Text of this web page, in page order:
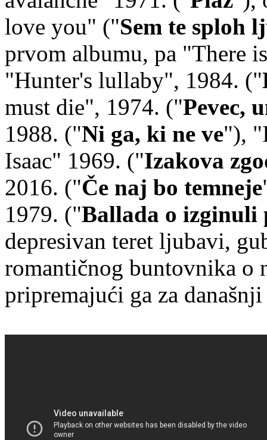
love you" ("Sem te sploh
prvom albumu, pa "There
"Hunter's lullaby", 1984. ("
must die", 1974. ("Pevec,
1988. ("Ni ga, ki ne ve"),
Isaac" 1969. ("Izakova
2016. ("Če naj bo temneje
1979. ("Ballada o izginuli
depresivan teret ljubavi,
romantičnog buntovnika o
pripremajući ga za